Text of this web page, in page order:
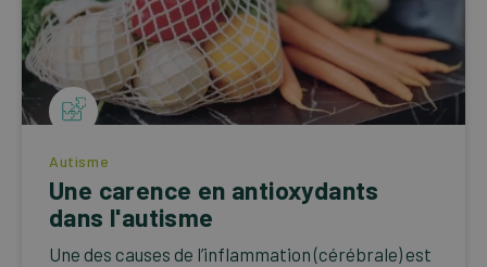
Autisme
Une carence en antioxydants
dans l'autisme
Une des causes de l’inflammation (cérébrale) est